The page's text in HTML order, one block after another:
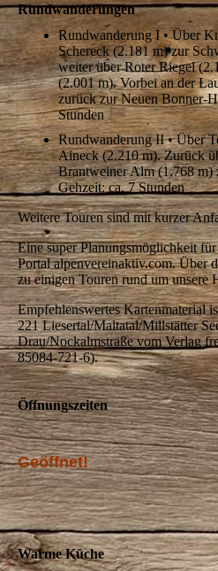
Rundwanderungen
Rundwanderung I • Über
Schereck (2.181 m) zur
weiter über Roter Riegel
(2.001 m). Vorbei an der
zurück zur Neuen Bonner-
Stunden
Rundwanderung II • Über
Aineck (2.210 m). Zurück
Brantweiner Alm (1.768 m)
Gehzeit: ca. 7 Stunden
Weitere Touren sind mit kurzer
Eine super Planungsmöglichkeit
Portal alpenvereinaktiv.com. Über
zu einigen Touren rund um unsere
Empfehlenswertes Kartenmaterial
221 Liesertal/Maltatal/Millstätter
Drau/Nockalmstraße vom Verlag
85084-721-6).
Öffnungszeiten
Geöffnet!
Warme Küche